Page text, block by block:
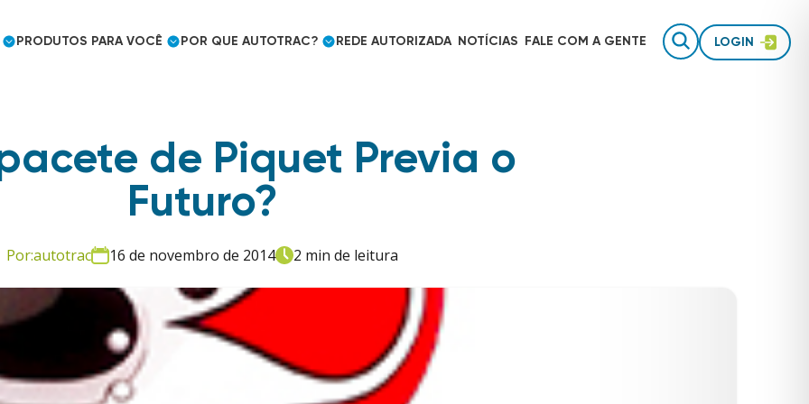
Cargas frigorificadas
Eficiência logística
Controle de jornada
Mercado Segurador
Gestão de equipes de campo
Acessórios de segurança
PRODUTOS PARA VOCÊ
Caminhoneiro Autônomo
Mercado Segurador
Uso pessoal
POR QUE AUTOTRAC?
Prêmios e Reconhecimento
REDE AUTORIZADA NOTÍCIAS FALE COM A GENTE LOGIN
de Piquet Previa o
Futuro?
Por:autotrac 16 de novembro de 2014 2 min de leitura